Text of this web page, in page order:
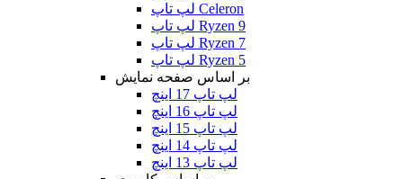
لپ تاپ Celeron
لپ تاپ Ryzen 9
لپ تاپ Ryzen 7
لپ تاپ Ryzen 5
بر اساس صفحه نمایش
لپ تاپ 17 اینچ
لپ تاپ 16 اینچ
لپ تاپ 15 اینچ
لپ تاپ 14 اینچ
لپ تاپ 13 اینچ